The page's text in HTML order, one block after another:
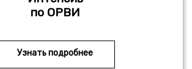
по ОРВИ
Узнать подробнее